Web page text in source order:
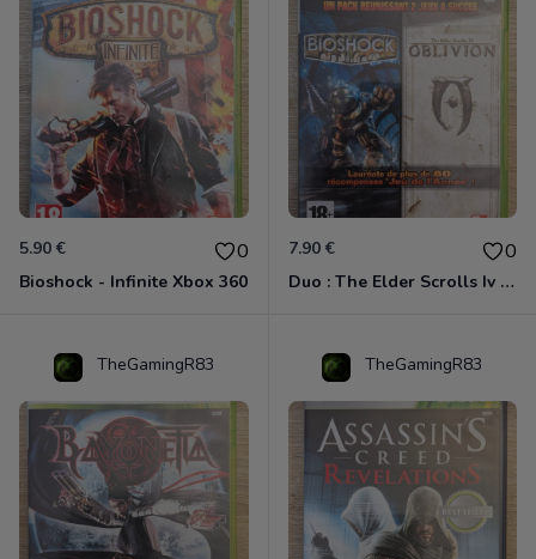
5.90 € 0
Bioshock - Infinite Xbox 360
7.90 € 0
Duo : The Elder Scrolls Iv - Oblivion + Bioshock Xbox 360
TheGamingR83 TheGamingR83